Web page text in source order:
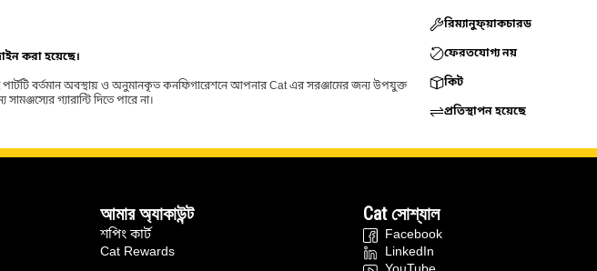
করা হয়েছে।
বর্তমান অবস্থায় ও অনুমানকৃত কনফিগারেশনে আপনার Cat এর সরঞ্জামের জন্য উপযুক্ত
গ্যারান্টি দিতে পারে না।
রিম্যানুফ্য়াকচারড
ফেরতযোগ্য নয়
কিট
প্রতিস্থাপন হয়েছে
আমার অ্যাকাউন্ট
শপিং কার্ট
Cat Rewards
Cat সোশ্যাল
Facebook
LinkedIn